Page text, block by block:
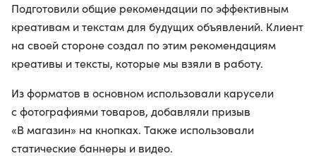
Подготовили общие рекомендации по эффективным
креативам и текстам для будущих объявлений. Клиент
на своей стороне создал по этим рекомендациям
креативы и тексты, которые мы взяли в работу.
Из форматов в основном использовали карусели
с фотографиями товаров, добавляли призыв
«В магазин» на кнопках. Также использовали
статические баннеры и видео.